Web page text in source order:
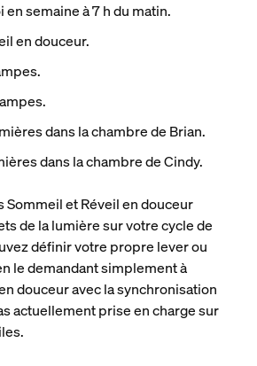
semaine à 7 h du matin.
en douceur.
dans la chambre de Brian.
dans la chambre de Cindy.
Sommeil et Réveil en douceur
de la lumière sur votre cycle de
définir votre propre lever ou
le demandant simplement à
douceur avec la synchronisation
actuellement prise en charge sur